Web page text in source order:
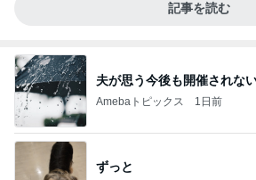
記事を読む
夫が思う今後も開催されな
Amebaトピックス 1日前
ずっと